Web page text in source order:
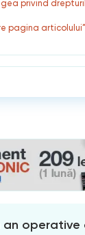
privind
pagina
operative